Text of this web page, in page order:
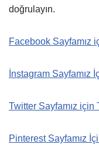
doğrulayın.
Facebook Sayfamız
İnstagram Sayfamız
Twitter Sayfamız için
Pinterest Sayfamız